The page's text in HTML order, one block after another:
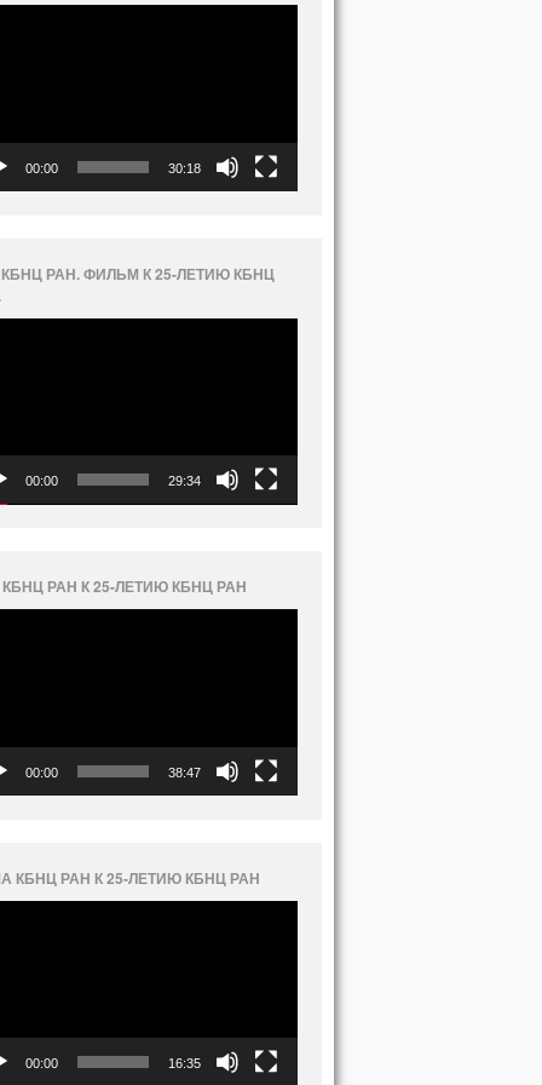
00:00 30:18
РАН. ФИЛЬМ К 25-ЛЕТИЮ КБНЦ
00:00 29:34
РАН К 25-ЛЕТИЮ КБНЦ РАН
00:00 38:47
КБНЦ РАН К 25-ЛЕТИЮ КБНЦ РАН
00:00 16:35